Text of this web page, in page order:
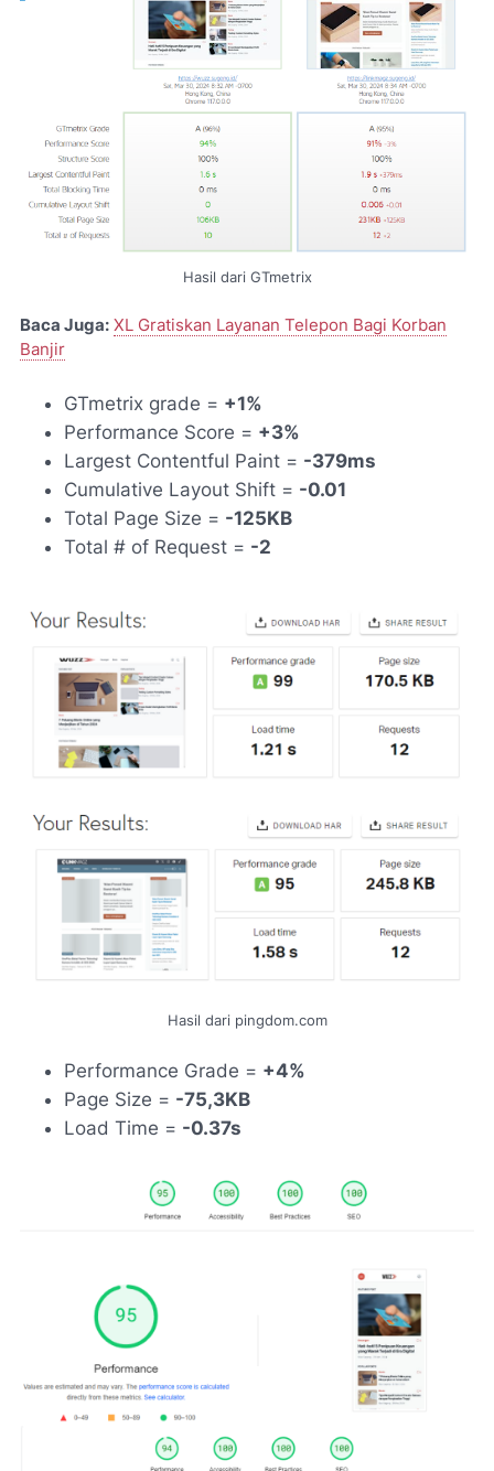
Hasil dari GTmetrix
Baca Juga: XL Gratiskan Layanan Telepon Bagi Korban
Banjir
GTmetrix grade = +1%
Performance Score = +3%
Largest Contentful Paint = -379ms
Cumulative Layout Shift = -0.01
Total Page Size = -125KB
Total # of Request = -2
Hasil dari pingdom.com
Performance Grade = +4%
Page Size = -75,3KB
Load Time = -0.37s